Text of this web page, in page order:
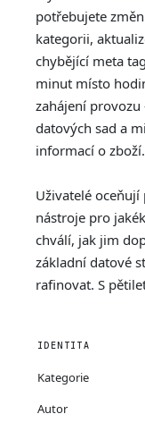
potřebujete
kategorii,
chybějící meta
minut místo
zahájení
datových sad a
informací o zboží.
Uživatelé
nástroje pro
chválí, jak jim
základní datové
rafinovat. S
IDENTITA
Kategorie
Autor